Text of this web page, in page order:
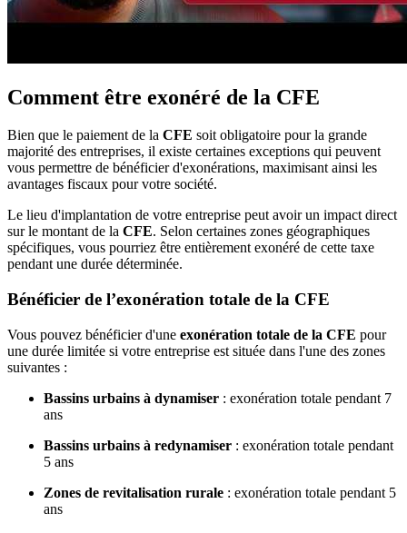
Comment être exonéré de la CFE
Bien que le paiement de la CFE soit obligatoire pour la grande
majorité des entreprises, il existe certaines exceptions qui peuvent
vous permettre de bénéficier d'exonérations, maximisant ainsi les
avantages fiscaux pour votre société.
Le lieu d'implantation de votre entreprise peut avoir un impact direct
sur le montant de la CFE. Selon certaines zones géographiques
spécifiques, vous pourriez être entièrement exonéré de cette taxe
pendant une durée déterminée.
Bénéficier de l’exonération totale de la CFE
Vous pouvez bénéficier d'une exonération totale de la CFE pour
une durée limitée si votre entreprise est située dans l'une des zones
suivantes :
Bassins urbains à dynamiser : exonération totale pendant 7
ans
Bassins urbains à redynamiser : exonération totale pendant
5 ans
Zones de revitalisation rurale : exonération totale pendant 5
ans